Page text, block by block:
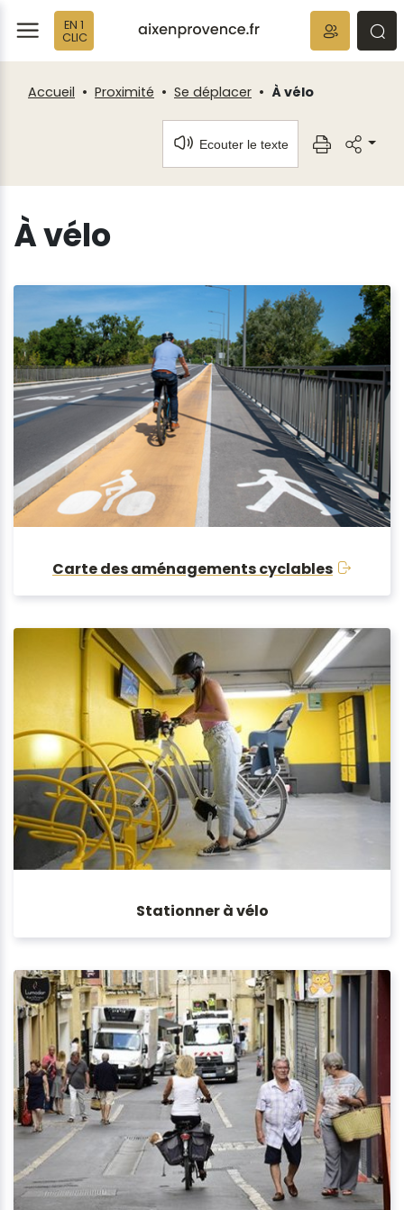
EN 1
CLIC
Accueil Proximité Se déplacer À vélo
Ecouter le texte
À vélo
Carte des aménagements cyclables
Stationner à vélo
Fenêtre
de
chat
Panneau de gestion des cookies